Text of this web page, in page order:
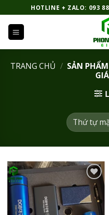
qua
dung
HOTLINE + ZALO: 093
TRANG CHỦ / SẢN
Add to
Wishlist